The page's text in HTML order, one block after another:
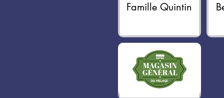
Famille Quintin